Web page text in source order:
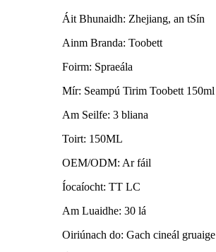
Áit Bhunaidh: Zhejiang, an tSín
Ainm Branda: Toobett
Foirm: Spraeála
Mír: Seampú Tirim Toobett 150ml
Am Seilfe: 3 bliana
Toirt: 150ML
OEM/ODM: Ar fáil
Íocaíocht: TT LC
Am Luaidhe: 30 lá
Oiriúnach do: Gach cineál gruaige